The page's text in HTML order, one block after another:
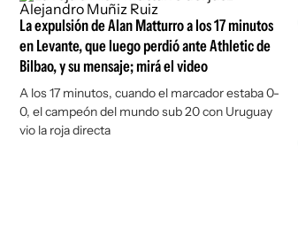
La expulsión de Alan Matturro a los 17 minutos
en Levante, que luego perdió ante Athletic de
Bilbao, y su mensaje; mirá el video
A los 17 minutos, cuando el marcador estaba 0-
0, el campeón del mundo sub 20 con Uruguay
vio la roja directa